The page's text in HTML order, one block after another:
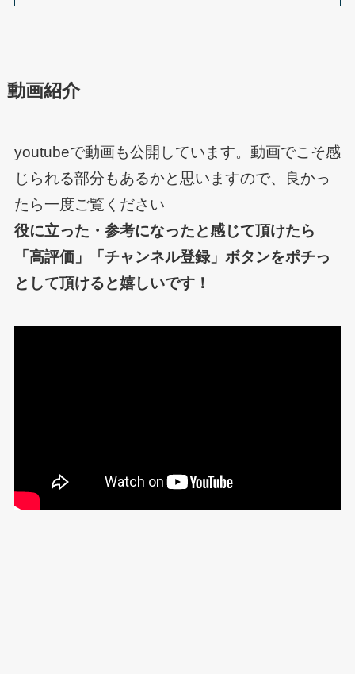
動画紹介
youtubeで動画も公開しています。動画でこそ感
じられる部分もあるかと思いますので、良かっ
たら一度ご覧ください
役に立った・参考になったと感じて頂けたら
「高評価」「チャンネル登録」ボタンをポチっ
として頂けると嬉しいです！